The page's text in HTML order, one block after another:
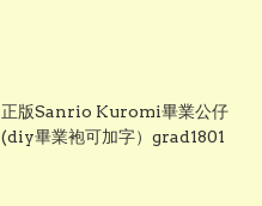
正版Sanrio Kuromi畢業公仔
(diy畢業袍可加字）grad1801